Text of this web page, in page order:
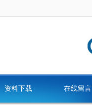
资料下载 在线留言